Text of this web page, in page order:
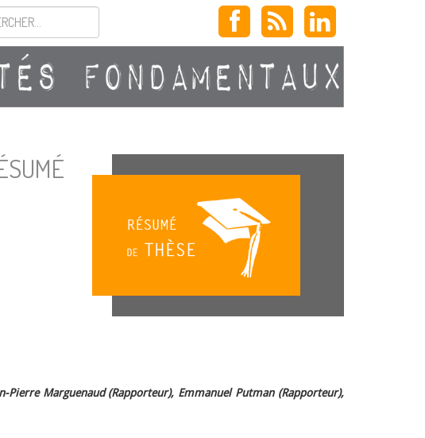
Pierre Marguenaud (Rapporteur), Emmanuel Putman (Rapporteur),